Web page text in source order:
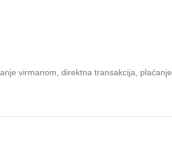
virmanom, direktna transakcija, plaćanje